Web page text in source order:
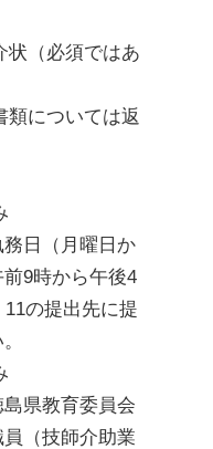
状（必須ではあ
類については返
日（月曜日か
9時から午後4
の提出先に提
県教育委員会
（技師介助業